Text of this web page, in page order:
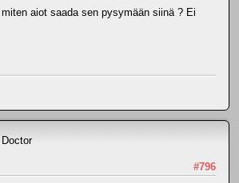
aiot saada sen pysymään siinä ? Ei
#796